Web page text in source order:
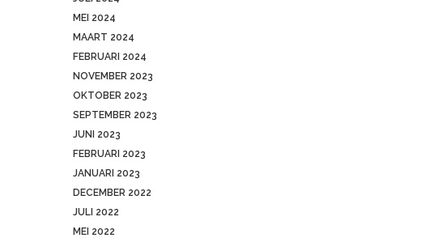
MEI 2024
MAART 2024
FEBRUARI 2024
NOVEMBER 2023
OKTOBER 2023
SEPTEMBER 2023
JUNI 2023
FEBRUARI 2023
JANUARI 2023
DECEMBER 2022
JULI 2022
MEI 2022